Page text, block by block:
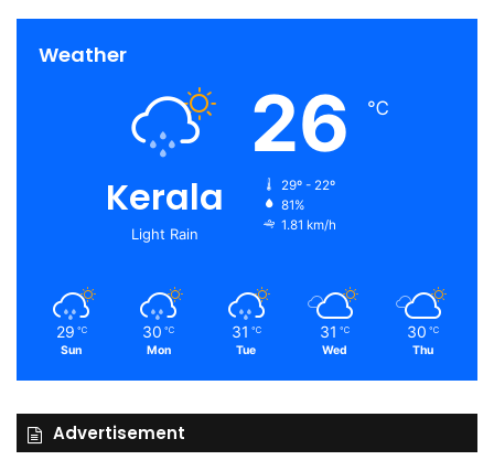
Weather
Kerala
Light Rain
26 ℃
29º - 22º
81%
1.81 km/h
29 ℃
Sun
30 ℃
Mon
31 ℃
Tue
31 ℃
Wed
30 ℃
Thu
Advertisement